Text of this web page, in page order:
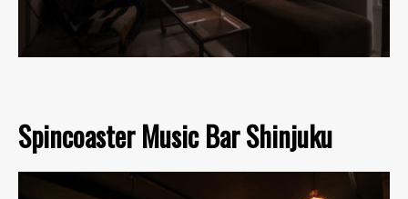
Spincoaster Music Bar Shinjuku